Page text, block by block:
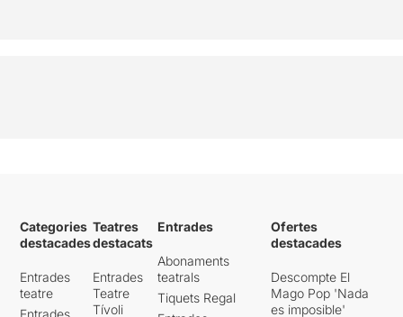
Categories
destacades
Entrades
teatre
Entrades
Teatres
destacats
Entrades
Teatre
Tívoli
Entrades
Abonaments
teatrals
Tiquets Regal
Ofertes
destacades
Descompte El
Mago Pop 'Nada
es imposible'